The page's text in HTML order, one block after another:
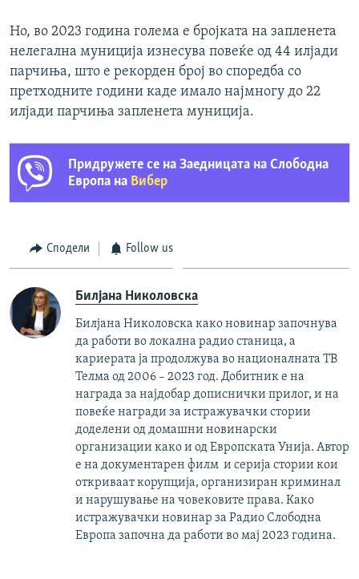
Но, во 2023 година голема е бројката на запленета
нелегална муниција изнесува повеќе од 44 илјади
парчиња, што е рекорден број во споредба со
претходните години каде имало најмногу до 22
илјади парчиња запленета муниција.
Придружете се на Заедницата на Слободна
Европа на Вибер
Сподели Follow us
Билјана Николовска
Билјана Николовска како новинар започнува
да работи во локална радио станица, а
кариерата ја продолжува во националната ТВ
Телма од 2006 – 2023 год. Добитник е на
награда за најдобар дописнички прилог, и на
повеќе награди за истражувачки стории
доделени од домашни новинарски
организации како и од Европската Унија. Автор
е на документарен филм и серија стории кои
откриваат корупција, организиран криминал
и нарушување на човековите права. Како
истражувачки новинар за Радио Слободна
Европа започна да работи во мај 2023 година.